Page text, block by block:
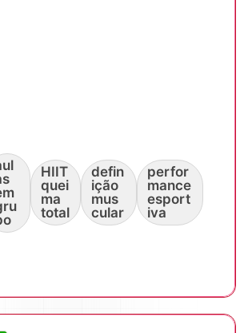
HIIT
quei
ma
total
defin
ição
mus
cular
perfor
mance
esport
iva